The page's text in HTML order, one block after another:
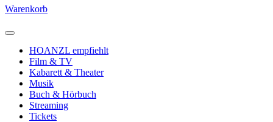
Warenkorb
HOANZL empfiehlt
Film & TV
Kabarett & Theater
Musik
Buch & Hörbuch
Streaming
Tickets